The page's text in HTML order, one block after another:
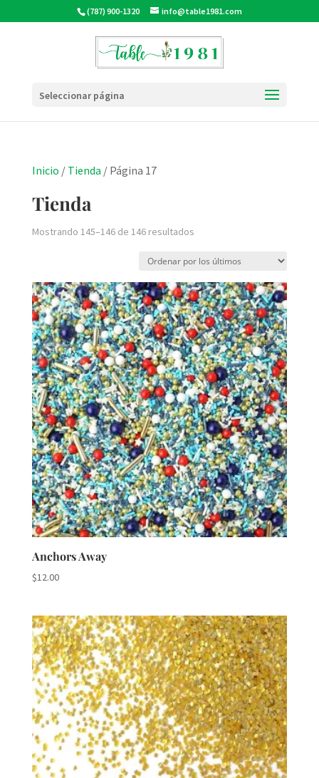
(787) 900-1320 info@table1981.com
Seleccionar página
Inicio / Tienda / Página 17
Tienda
Mostrando 145–146 de 146 resultadosOrdenado
últimos
Anchors Away
$12.00